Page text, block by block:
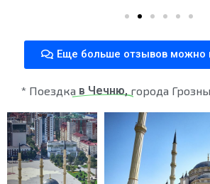
Еще больше отзывов можно
* Поездка в Чечню, города